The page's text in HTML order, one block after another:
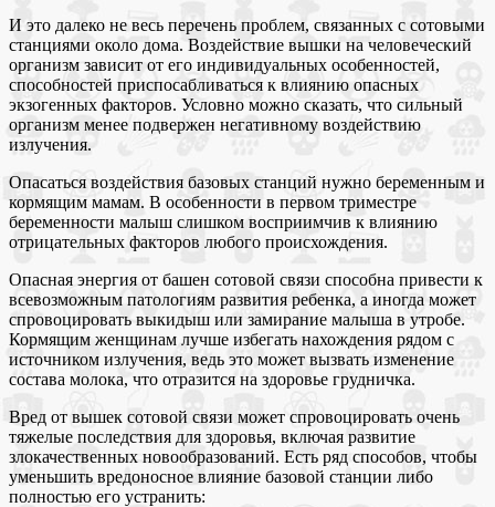
И это далеко не весь перечень проблем, связанных с сотовыми
станциями около дома. Воздействие вышки на человеческий
организм зависит от его индивидуальных особенностей,
способностей приспосабливаться к влиянию опасных
экзогенных факторов. Условно можно сказать, что сильный
организм менее подвержен негативному воздействию
излучения.
Опасаться воздействия базовых станций нужно беременным и
кормящим мамам. В особенности в первом триместре
беременности малыш слишком восприимчив к влиянию
отрицательных факторов любого происхождения.
Опасная энергия от башен сотовой связи способна привести к
всевозможным патологиям развития ребенка, а иногда может
спровоцировать выкидыш или замирание малыша в утробе.
Кормящим женщинам лучше избегать нахождения рядом с
источником излучения, ведь это может вызвать изменение
состава молока, что отразится на здоровье грудничка.
Вред от вышек сотовой связи может спровоцировать очень
тяжелые последствия для здоровья, включая развитие
злокачественных новообразований. Есть ряд способов, чтобы
уменьшить вредоносное влияние базовой станции либо
полностью его устранить: